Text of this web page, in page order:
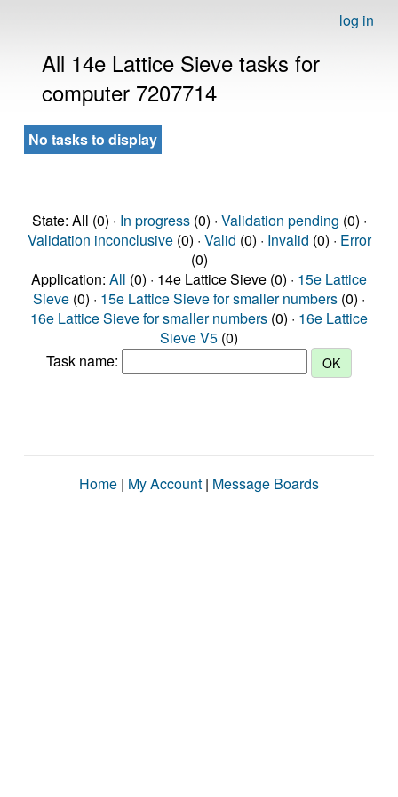
log in
All 14e Lattice Sieve tasks for
computer 7207714
No tasks to display
State: All (0) · In progress(0) · Validation pending (0) ·
Validation inconclusive(0) · Valid (0) · Invalid (0) · Error
(0)
Application: All (0) · 14e Lattice Sieve (0) · 15e Lattice
Sieve (0) · 15e Lattice Sieve for smaller numbers (0) ·
16e Lattice Sieve for smaller numbers (0) · 16e Lattice
Sieve V5 (0)
Task name:
Home | My Account | Message Boards